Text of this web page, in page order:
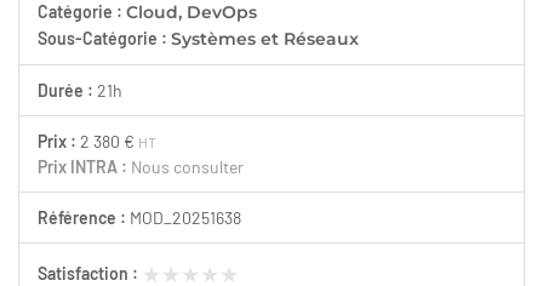
Catégorie : Cloud, DevOps
Sous-Catégorie : Systèmes et Réseaux
Durée : 21h
Prix : 2 380 € HT
Prix INTRA : Nous consulter
Référence : MOD_20251638
Satisfaction : ★★★★★
★★★★★